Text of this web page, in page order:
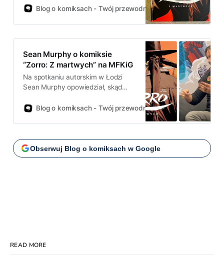
realiach rządzonych przez strach.
odwadze i konsekwencjach, z
kilkoma trafnymi akcentami
Blog o komiksach - Twój przewodnik po świecie komiksów!
Sean Murphy o komiksie
“Zorro: Z martwych” na MFKiG
Na spotkaniu autorskim w Łodzi
Sean Murphy opowiedział, skąd
uwspółcześnionego Zorro, jak
w jego wersji echo Don Kichota
Poniżej najciekawsze wątki.
Blog o komiksach - Twój przewodnik po świecie komiksów!
Obserwuj Blog o komiksach w Google
READ MORE